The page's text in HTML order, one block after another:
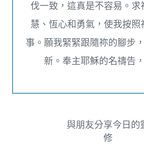
伐一致，這真是不容易。求
慧、恆心和勇氣，使我按照
事。願我緊緊跟隨祢的腳步
新。奉主耶穌的名禱告
與朋友分享今日的
修